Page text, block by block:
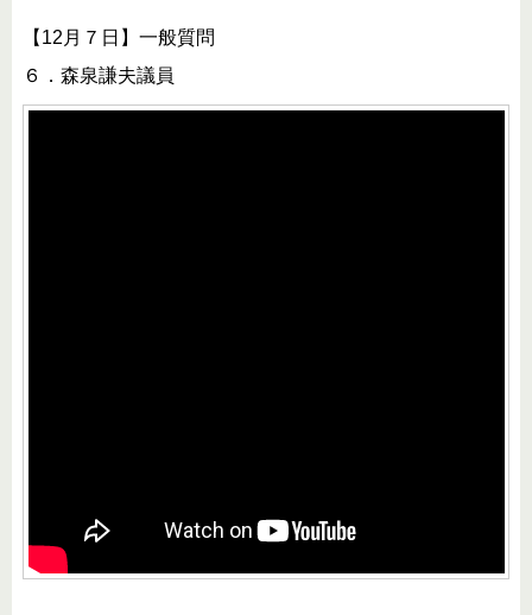
【12月７日】一般質問
６．森泉謙夫議員